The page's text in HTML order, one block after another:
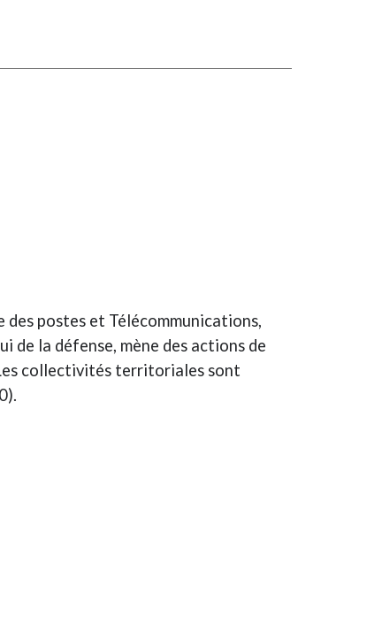
postes et Télécommunications,
de la défense, mène des actions de
collectivités territoriales sont